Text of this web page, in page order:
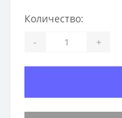
Количество:
- +